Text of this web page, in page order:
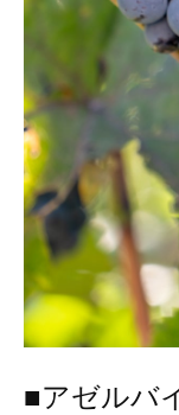
■アゼルバ